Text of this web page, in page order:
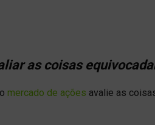
as coisas
mercado de ações avalie as